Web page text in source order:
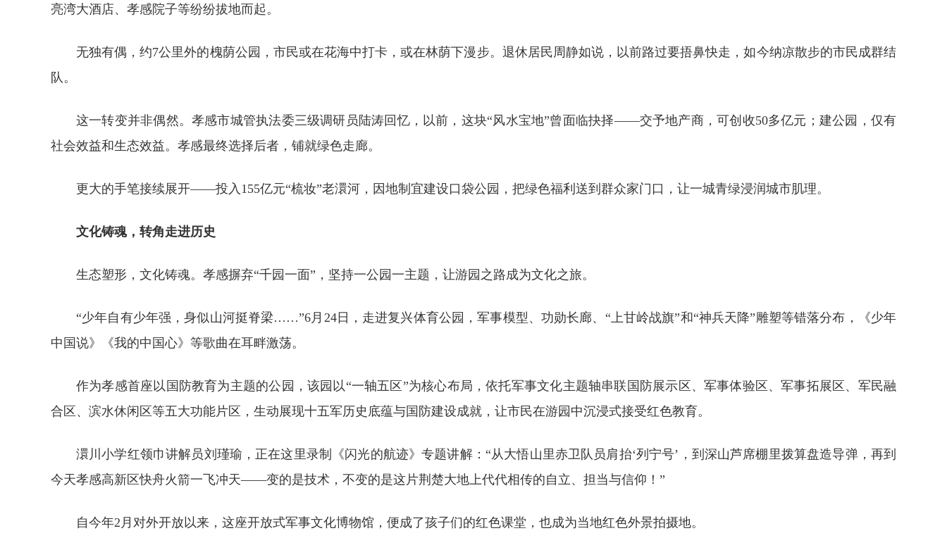
亮湾大酒店、孝感院子等纷纷拔地而起。
无独有偶，约7公里外的槐荫公园，市民或在花海中打卡，或在林荫下漫步。退休居民周静如说，以前路过要捂鼻快走，如今纳凉散步的市民成群结
队。
这一转变并非偶然。孝感市城管执法委三级调研员陆涛回忆，以前，这块“风水宝地”曾面临抉择——交予地产商，可创收50多亿元；建公园，仅有
社会效益和生态效益。孝感最终选择后者，铺就绿色走廊。
更大的手笔接续展开——投入155亿元“梳妆”老澴河，因地制宜建设口袋公园，把绿色福利送到群众家门口，让一城青绿浸润城市肌理。
文化铸魂，转角走进历史
生态塑形，文化铸魂。孝感摒弃“千园一面”，坚持一公园一主题，让游园之路成为文化之旅。
“少年自有少年强，身似山河挺脊梁……”6月24日，走进复兴体育公园，军事模型、功勋长廊、“上甘岭战旗”和“神兵天降”雕塑等错落分布，《少年
中国说》《我的中国心》等歌曲在耳畔激荡。
作为孝感首座以国防教育为主题的公园，该园以“一轴五区”为核心布局，依托军事文化主题轴串联国防展示区、军事体验区、军事拓展区、军民融
合区、滨水休闲区等五大功能片区，生动展现十五军历史底蕴与国防建设成就，让市民在游园中沉浸式接受红色教育。
澴川小学红领巾讲解员刘瑾瑜，正在这里录制《闪光的航迹》专题讲解：“从大悟山里赤卫队员肩抬‘列宁号’，到深山芦席棚里拨算盘造导弹，再到
今天孝感高新区快舟火箭一飞冲天——变的是技术，不变的是这片荆楚大地上代代相传的自立、担当与信仰！”
自今年2月对外开放以来，这座开放式军事文化博物馆，便成了孩子们的红色课堂，也成为当地红色外景拍摄地。